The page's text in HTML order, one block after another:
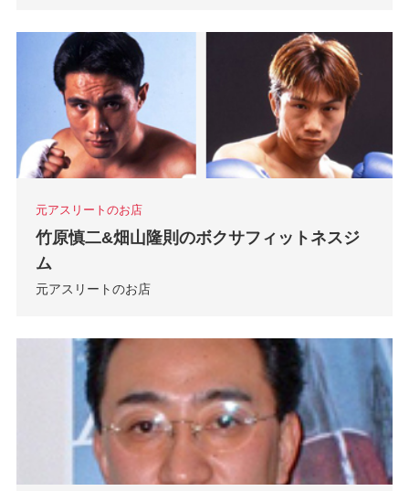
元アスリートのお店
竹原慎二&畑山隆則のボクサフィットネスジ
ム
元アスリートのお店